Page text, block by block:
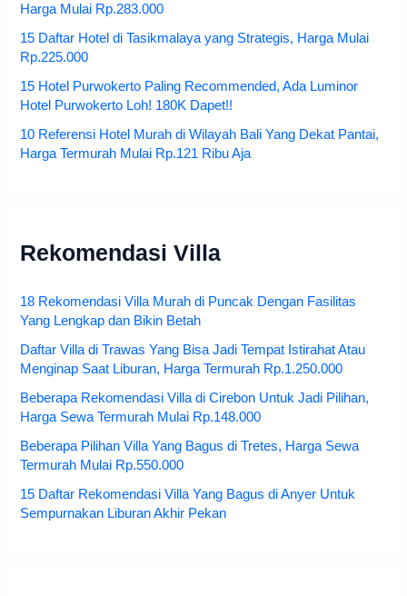
Harga Mulai Rp.283.000
15 Daftar Hotel di Tasikmalaya yang Strategis, Harga Mulai
Rp.225.000
15 Hotel Purwokerto Paling Recommended, Ada Luminor
Hotel Purwokerto Loh! 180K Dapet!!
10 Referensi Hotel Murah di Wilayah Bali Yang Dekat Pantai,
Harga Termurah Mulai Rp.121 Ribu Aja
Rekomendasi Villa
18 Rekomendasi Villa Murah di Puncak Dengan Fasilitas
Yang Lengkap dan Bikin Betah
Daftar Villa di Trawas Yang Bisa Jadi Tempat Istirahat Atau
Menginap Saat Liburan, Harga Termurah Rp.1.250.000
Beberapa Rekomendasi Villa di Cirebon Untuk Jadi Pilihan,
Harga Sewa Termurah Mulai Rp.148.000
Beberapa Pilihan Villa Yang Bagus di Tretes, Harga Sewa
Termurah Mulai Rp.550.000
15 Daftar Rekomendasi Villa Yang Bagus di Anyer Untuk
Sempurnakan Liburan Akhir Pekan